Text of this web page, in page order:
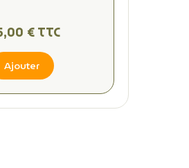
€ TTC
Ajouter